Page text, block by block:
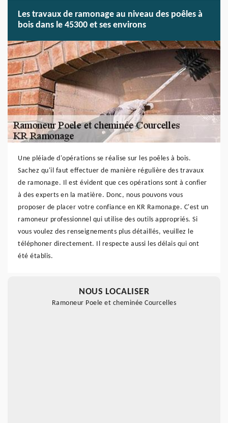
Les travaux de ramonage au niveau des poêles à
bois dans le 45300 et ses environs
Une pléiade d'opérations se réalise sur les poêles à bois.
Sachez qu'il faut effectuer de manière régulière des travaux
de ramonage. Il est évident que ces opérations sont à confier
à des experts en la matière. Donc, nous pouvons vous
proposer de placer votre confiance en KR Ramonage. C'est un
ramoneur professionnel qui utilise des outils appropriés. Si
vous voulez des renseignements plus détaillés, veuillez le
téléphoner directement. Il respecte aussi les délais qui ont
été établis.
NOUS LOCALISER
Ramoneur Poele et cheminée Courcelles